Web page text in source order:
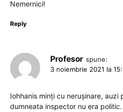
Nemernici!
Reply
Profesor spune:
3 noiembrie 2021 la
Iohhanis minți cu nerușinare, auzi
dumneata inspector nu era